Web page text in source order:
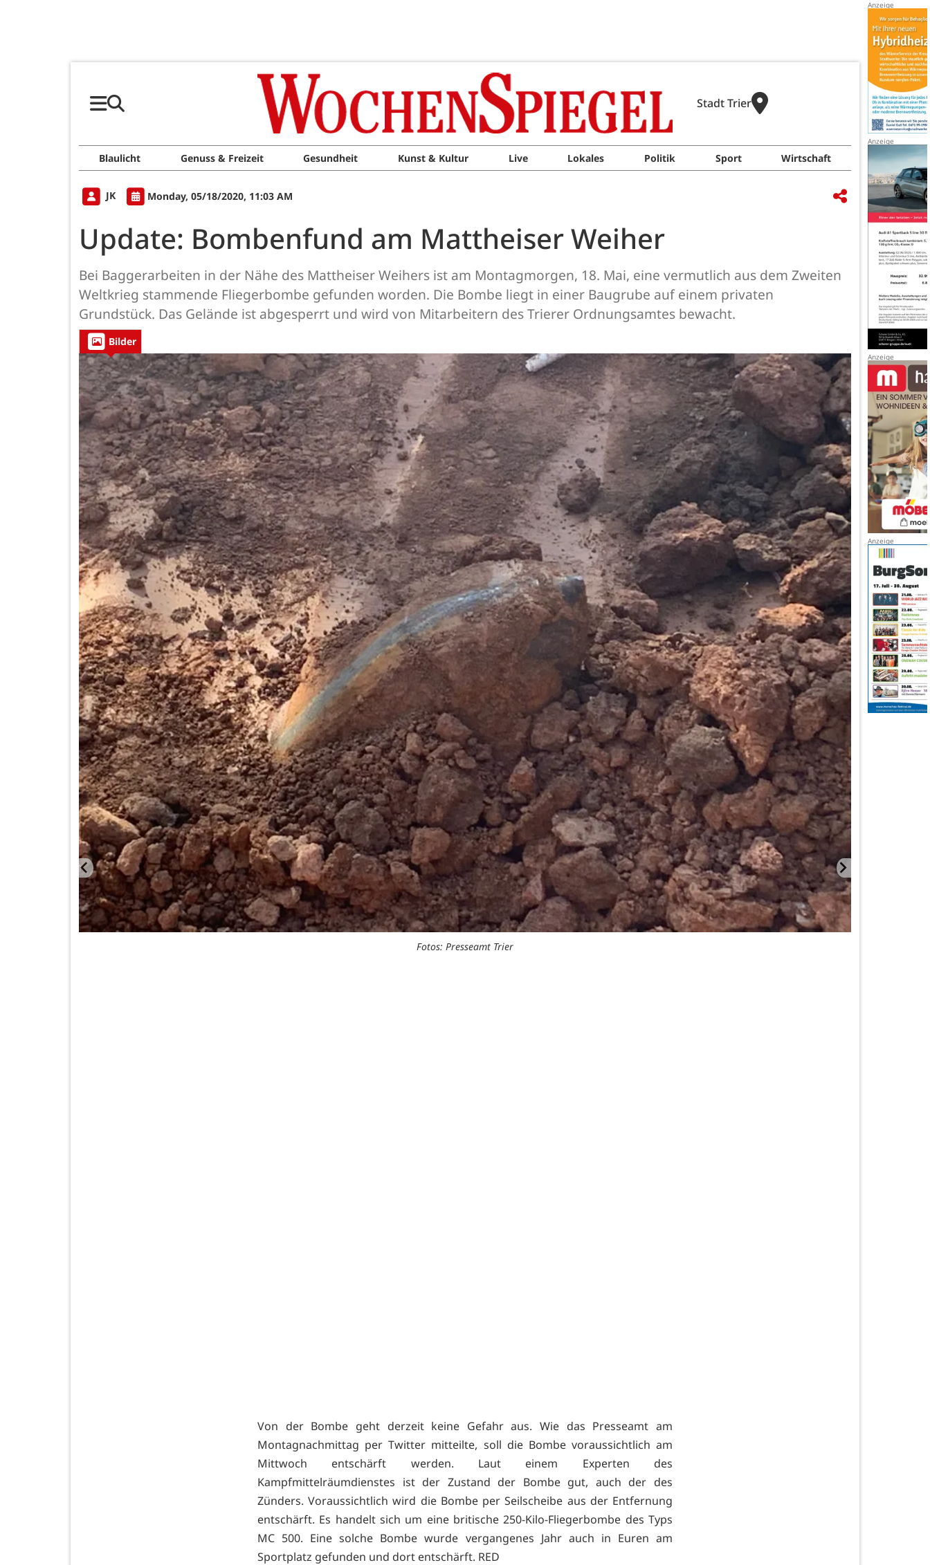
Stadt Trier
Blaulicht Genuss & Freizeit Gesundheit Kunst & Kultur Live Lokales Politik Sport Wirtschaft
JK Monday, 05/18/2020, 11:03 AM
Update: Bombenfund am Mattheiser Weiher
Bei Baggerarbeiten in der Nähe des Mattheiser Weihers ist am Montagmorgen, 18. Mai, eine vermutlich aus dem Zweiten
Weltkrieg stammende Fliegerbombe gefunden worden. Die Bombe liegt in einer Baugrube auf einem privaten
Grundstück. Das Gelände ist abgesperrt und wird von Mitarbeitern des Trierer Ordnungsamtes bewacht.
Bilder
Fotos: Presseamt Trier
Von der Bombe geht derzeit keine Gefahr aus. Wie das Presseamt am
Montagnachmittag per Twitter mitteilte, soll die Bombe voraussichtlich am
Mittwoch entschärft werden. Laut einem Experten des
Kampfmittelräumdienstes ist der Zustand der Bombe gut, auch der des
Zünders. Voraussichtlich wird die Bombe per Seilscheibe aus der Entfernung
entschärft. Es handelt sich um eine britische 250-Kilo-Fliegerbombe des Typs
MC 500. Eine solche Bombe wurde vergangenes Jahr auch in Euren am
Sportplatz gefunden und dort entschärft. RED